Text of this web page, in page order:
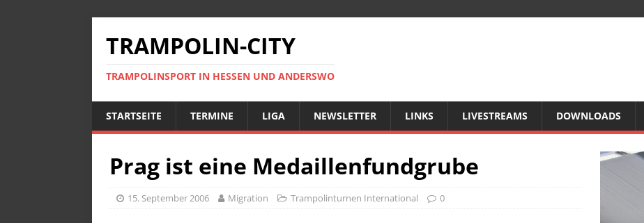
TRAMPOLIN-CITY
TRAMPOLINSPORT IN HESSEN UND ANDERSWO
STARTSEITE TERMINE LIGA NEWSLETTER LINKS LIVESTREAMS DOWNLOADS
Prag ist eine Medaillenfundgrube
15. September 2006 Migration Trampolinturnen International 0